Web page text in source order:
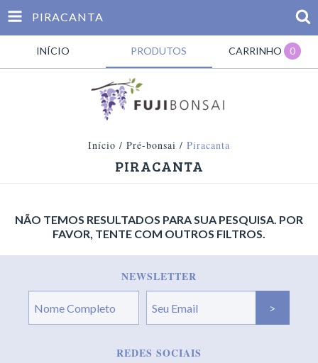
PIRACANTA
INÍCIO PRODUTOS CARRINHO 0
Início / Pré-bonsai / Piracanta
PIRACANTA
NÃO TEMOS RESULTADOS PARA SUA PESQUISA. POR
FAVOR, TENTE COM OUTROS FILTROS.
NEWSLETTER
REDES SOCIAIS